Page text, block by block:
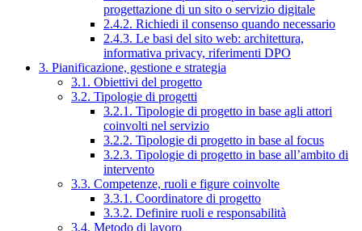
progettazione di un sito o servizio digitale
2.4.2. Richiedi il consenso quando necessario
2.4.3. Le basi del sito web: architettura,
informativa privacy, riferimenti DPO
3. Pianificazione, gestione e strategia
3.1. Obiettivi del progetto
3.2. Tipologie di progetti
3.2.1. Tipologie di progetto in base agli attori
coinvolti nel servizio
3.2.2. Tipologie di progetto in base al focus
3.2.3. Tipologie di progetto in base all’ambito di
intervento
3.3. Competenze, ruoli e figure coinvolte
3.3.1. Coordinatore di progetto
3.3.2. Definire ruoli e responsabilità
3.4. Metodo di lavoro